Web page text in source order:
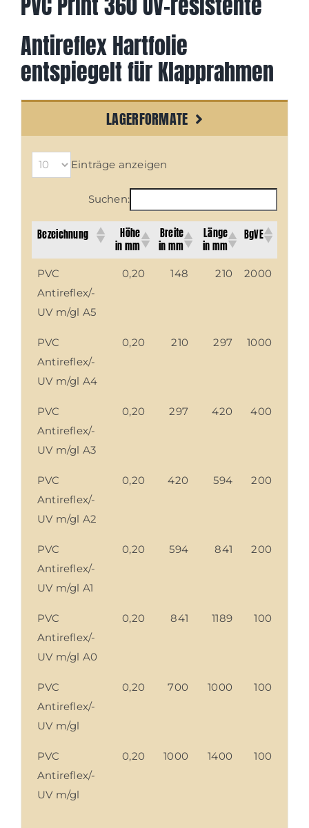
Antireflex Hartfolie
entspiegelt für Klapprahmen
LAGERFORMATE
Einträge anzeigen
Suchen:
Bezeichnung
Höhe
in mm
Breite
in mm
Länge
in mm
BgVE
PVC
Antireflex/-
UV m/gl A5
0,20 148 210 2000
PVC
Antireflex/-
UV m/gl A4
0,20 210 297 1000
PVC
Antireflex/-
UV m/gl A3
0,20 297 420 400
PVC
Antireflex/-
UV m/gl A2
0,20 420 594 200
PVC
Antireflex/-
UV m/gl A1
0,20 594 841 200
PVC
Antireflex/-
UV m/gl A0
0,20 841 1189 100
PVC
Antireflex/-
UV m/gl
0,20 700 1000 100
PVC
Antireflex/-
UV m/gl
0,20 1000 1400 100